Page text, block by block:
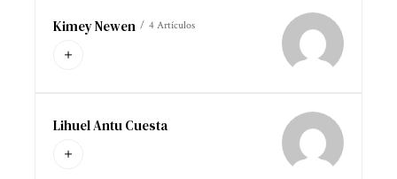
Kimey Newen 4 Artículos
Lihuel Antu Cuesta